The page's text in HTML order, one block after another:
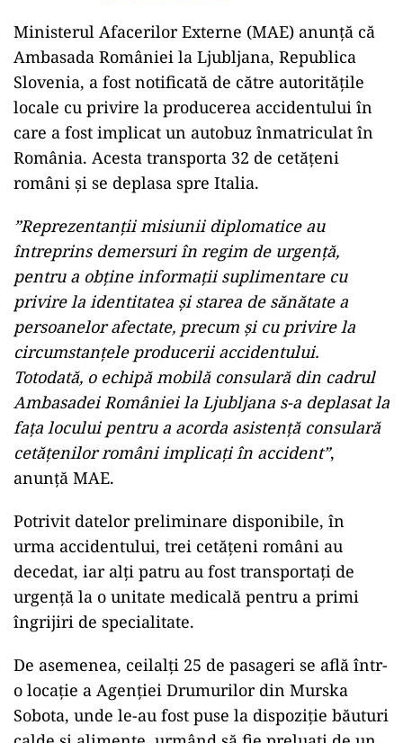
Ministerul Afacerilor Externe (MAE) anunță că
Ambasada României la Ljubljana, Republica
Slovenia, a fost notificată de către autoritățile
locale cu privire la producerea accidentului în
care a fost implicat un autobuz înmatriculat în
România. Acesta transporta 32 de cetățeni
români și se deplasa spre Italia.
”Reprezentanții misiunii diplomatice au
întreprins demersuri în regim de urgență,
pentru a obține informații suplimentare cu
privire la identitatea și starea de sănătate a
persoanelor afectate, precum și cu privire la
circumstanțele producerii accidentului.
Totodată, o echipă mobilă consulară din cadrul
Ambasadei României la Ljubljana s-a deplasat la
fața locului pentru a acorda asistență consulară
cetățenilor români implicați în accident”,
anunță MAE.
Potrivit datelor preliminare disponibile, în
urma accidentului, trei cetățeni români au
decedat, iar alți patru au fost transportați de
urgență la o unitate medicală pentru a primi
îngrijiri de specialitate.
De asemenea, ceilalți 25 de pasageri se află într-
o locație a Agenției Drumurilor din Murska
Sobota, unde le-au fost puse la dispoziție băuturi